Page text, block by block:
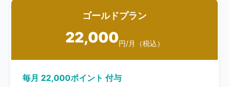
ゴールドプラン
22,000円/月（税込）
毎月 22,000ポイント 付与